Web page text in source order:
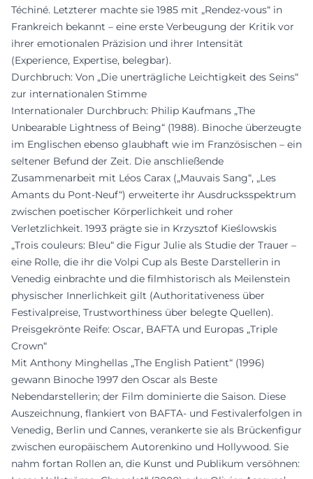
Téchiné. Letzterer machte sie 1985 mit „Rendez-vous“ in
Frankreich bekannt – eine erste Verbeugung der Kritik vor
ihrer emotionalen Präzision und ihrer Intensität
(Experience, Expertise, belegbar).
Durchbruch: Von „Die unerträgliche Leichtigkeit des Seins“
zur internationalen Stimme
Internationaler Durchbruch: Philip Kaufmans „The
Unbearable Lightness of Being“ (1988). Binoche überzeugte
im Englischen ebenso glaubhaft wie im Französischen – ein
seltener Befund der Zeit. Die anschließende
Zusammenarbeit mit Léos Carax („Mauvais Sang“, „Les
Amants du Pont-Neuf“) erweiterte ihr Ausdrucksspektrum
zwischen poetischer Körperlichkeit und roher
Verletzlichkeit. 1993 prägte sie in Krzysztof Kieślowskis
„Trois couleurs: Bleu“ die Figur Julie als Studie der Trauer –
eine Rolle, die ihr die Volpi Cup als Beste Darstellerin in
Venedig einbrachte und die filmhistorisch als Meilenstein
physischer Innerlichkeit gilt (Authoritativeness über
Festivalpreise, Trustworthiness über belegte Quellen).
Preisgekrönte Reife: Oscar, BAFTA und Europas „Triple
Crown“
Mit Anthony Minghellas „The English Patient“ (1996)
gewann Binoche 1997 den Oscar als Beste
Nebendarstellerin; der Film dominierte die Saison. Diese
Auszeichnung, flankiert von BAFTA- und Festivalerfolgen in
Venedig, Berlin und Cannes, verankerte sie als Brückenfigur
zwischen europäischem Autorenkino und Hollywood. Sie
nahm fortan Rollen an, die Kunst und Publikum versöhnen: